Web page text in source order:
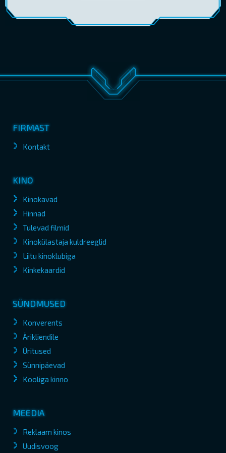
FIRMAST
Kontakt
KINO
Kinokavad
Hinnad
Tulevad filmid
Kinokülastaja kuldreeglid
Liitu kinoklubiga
Kinkekaardid
SÜNDMUSED
Konverents
Ärikliendile
Üritused
Sünnipäevad
Kooliga kinno
MEEDIA
Reklaam kinos
Uudisvoog